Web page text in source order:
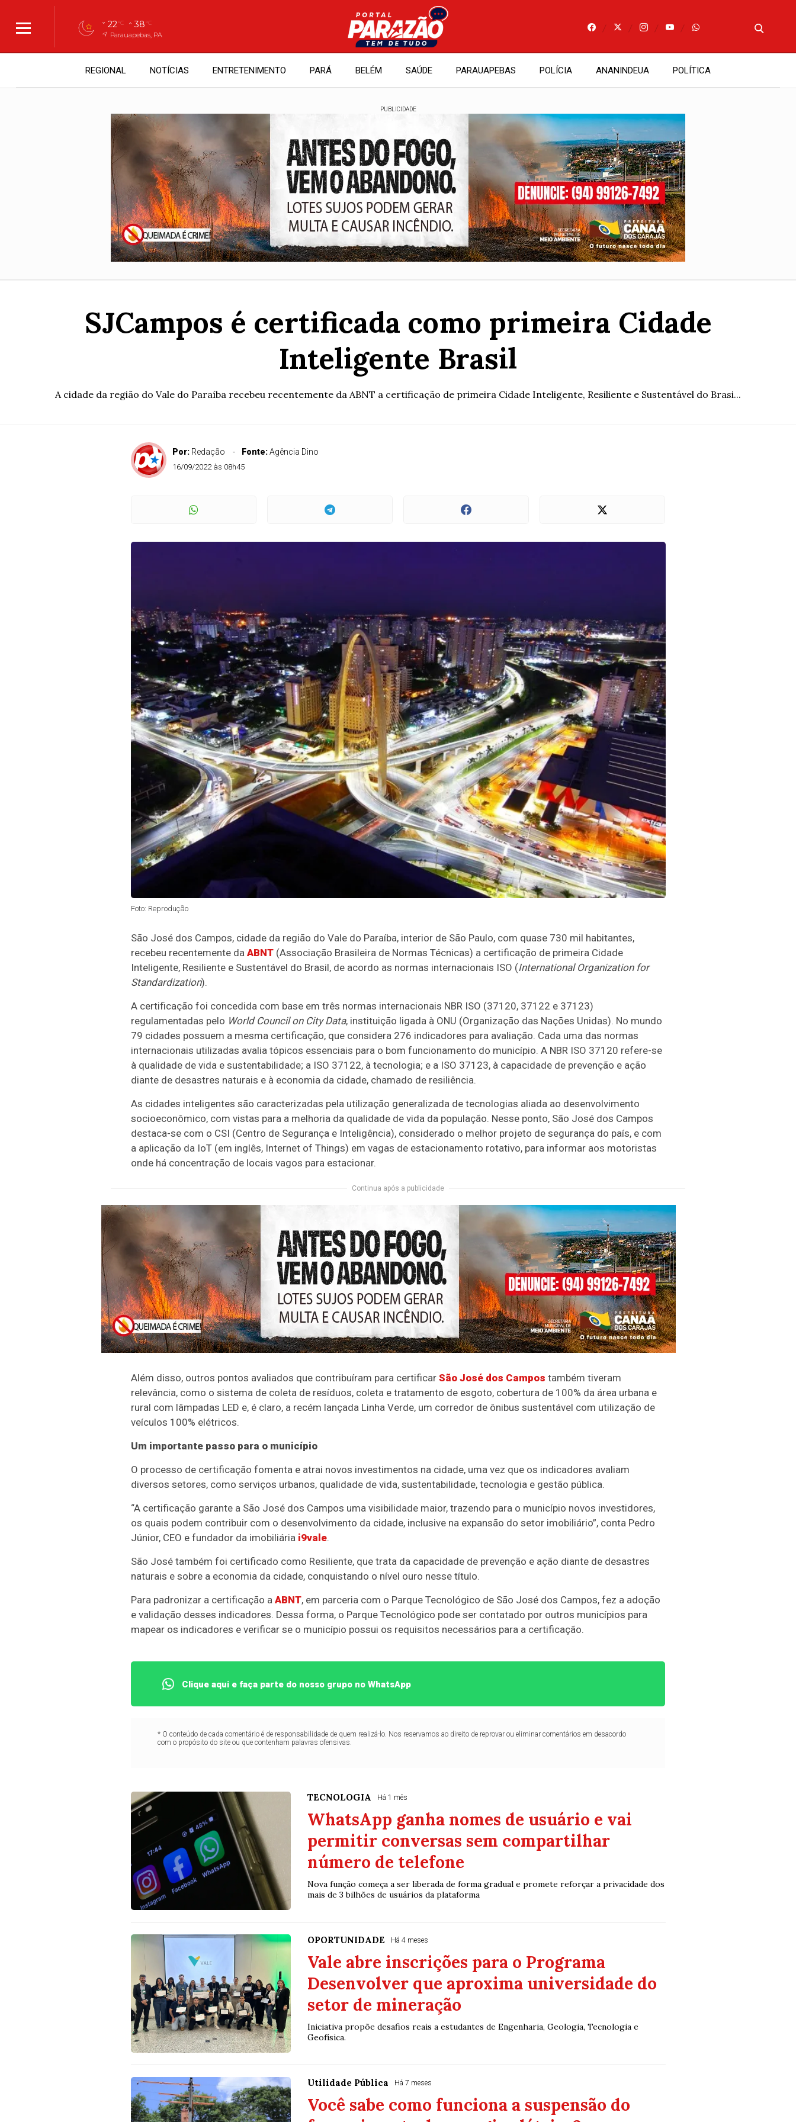
22°C 38°C
Parauapebas, PA
REGIONAL NOTÍCIAS ENTRETENIMENTO PARÁ BELÉM SAÚDE PARAUAPEBAS POLÍCIA ANANINDEUA POLÍTICA
PUBLICIDADE
SJCampos é certificada como primeira Cidade
Inteligente Brasil
A cidade da região do Vale do Paraíba recebeu recentemente da ABNT a certificação de primeira Cidade Inteligente, Resiliente e Sustentável do Brasi...
Por: Redação Fonte:Agência Dino
16/09/2022 às 08h45
Foto: Reprodução
São José dos Campos, cidade da região do Vale do Paraíba, interior de São Paulo, com quase 730 mil habitantes,
recebeu recentemente da ABNT(Associação Brasileira de Normas Técnicas) a certificação de primeira Cidade
Inteligente, Resiliente e Sustentável do Brasil, de acordo as normas internacionais ISO (International Organization for
Standardization).
A certificação foi concedida com base em três normas internacionais NBR ISO (37120, 37122 e 37123)
regulamentadas pelo World Council on City Data, instituição ligada à ONU (Organização das Nações Unidas). No mundo
79 cidades possuem a mesma certificação, que considera 276 indicadores para avaliação. Cada uma das normas
internacionais utilizadas avalia tópicos essenciais para o bom funcionamento do município. A NBR ISO 37120 refere-se
à qualidade de vida e sustentabilidade; a ISO 37122, à tecnologia; e a ISO 37123, à capacidade de prevenção e ação
diante de desastres naturais e à economia da cidade, chamado de resiliência.
As cidades inteligentes são caracterizadas pela utilização generalizada de tecnologias aliada ao desenvolvimento
socioeconômico, com vistas para a melhoria da qualidade de vida da população. Nesse ponto, São José dos Campos
destaca-se com o CSI (Centro de Segurança e Inteligência), considerado o melhor projeto de segurança do país, e com
a aplicação da IoT (em inglês, Internet of Things) em vagas de estacionamento rotativo, para informar aos motoristas
onde há concentração de locais vagos para estacionar.
Continua após a publicidade
Além disso, outros pontos avaliados que contribuíram para certificar São José dos Campos também tiveram
relevância, como o sistema de coleta de resíduos, coleta e tratamento de esgoto, cobertura de 100% da área urbana e
rural com lâmpadas LED e, é claro, a recém lançada Linha Verde, um corredor de ônibus sustentável com utilização de
veículos 100% elétricos.
Um importante passo para o município
O processo de certificação fomenta e atrai novos investimentos na cidade, uma vez que os indicadores avaliam
diversos setores, como serviços urbanos, qualidade de vida, sustentabilidade, tecnologia e gestão pública.
“A certificação garante a São José dos Campos uma visibilidade maior, trazendo para o município novos investidores,
os quais podem contribuir com o desenvolvimento da cidade, inclusive na expansão do setor imobiliário”, conta Pedro
Júnior, CEO e fundador da imobiliária i9vale.
São José também foi certificado como Resiliente, que trata da capacidade de prevenção e ação diante de desastres
naturais e sobre a economia da cidade, conquistando o nível ouro nesse título.
Para padronizar a certificação a ABNT, em parceria com o Parque Tecnológico de São José dos Campos, fez a adoção
e validação desses indicadores. Dessa forma, o Parque Tecnológico pode ser contatado por outros municípios para
mapear os indicadores e verificar se o município possui os requisitos necessários para a certificação.
Clique aqui e faça parte do nosso grupo no WhatsApp
* O conteúdo de cada comentário é de responsabilidade de quem realizá-lo. Nos reservamos ao direito de reprovar ou eliminar comentários em desacordo
com o propósito do site ou que contenham palavras ofensivas.
TECNOLOGIA Há 1 mês
WhatsApp ganha nomes de usuário e vai
permitir conversas sem compartilhar
número de telefone
Nova função começa a ser liberada de forma gradual e promete reforçar a privacidade dos
mais de 3 bilhões de usuários da plataforma
OPORTUNIDADE Há 4 meses
Vale abre inscrições para o Programa
Desenvolver que aproxima universidade do
setor de mineração
Iniciativa propõe desafios reais a estudantes de Engenharia, Geologia, Tecnologia e
Geofísica.
Utilidade Pública Há 7 meses
Você sabe como funciona a suspensão do